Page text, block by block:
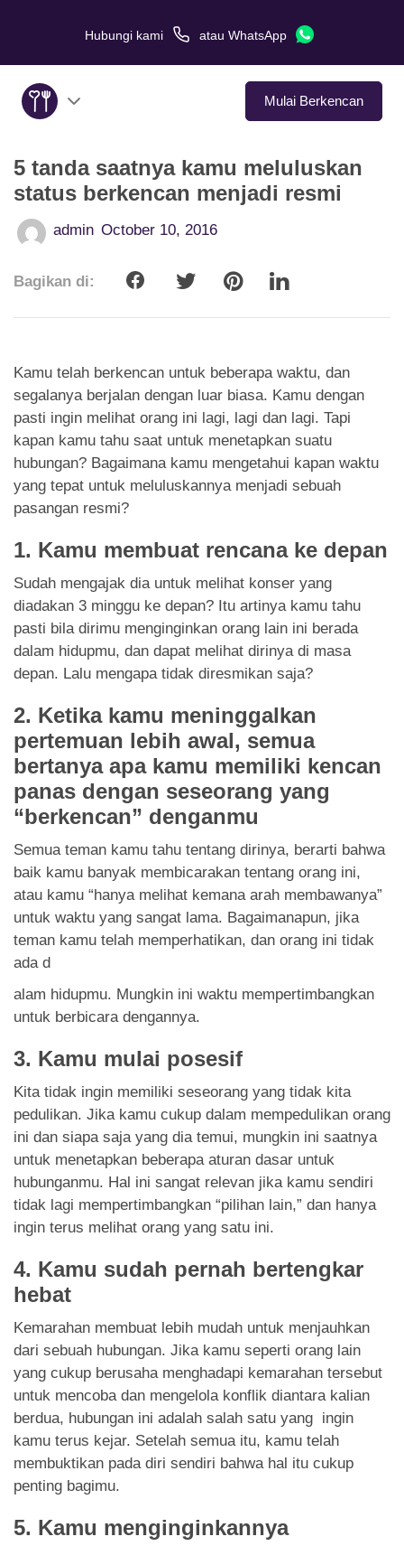
Hubungi kami atau WhatsApp
Mulai Berkencan
Tentang Kami
Layanan
App
Hubungi Kami
5 tanda saatnya kamu meluluskan
status berkencan menjadi resmi
admin October 10, 2016
Bagikan di:
Kamu telah berkencan untuk beberapa waktu, dan
segalanya berjalan dengan luar biasa. Kamu dengan
pasti ingin melihat orang ini lagi, lagi dan lagi. Tapi
kapan kamu tahu saat untuk menetapkan suatu
hubungan? Bagaimana kamu mengetahui kapan waktu
yang tepat untuk meluluskannya menjadi sebuah
pasangan resmi?
1. Kamu membuat rencana ke depan
Sudah mengajak dia untuk melihat konser yang
diadakan 3 minggu ke depan? Itu artinya kamu tahu
pasti bila dirimu menginginkan orang lain ini berada
dalam hidupmu, dan dapat melihat dirinya di masa
depan. Lalu mengapa tidak diresmikan saja?
2. Ketika kamu meninggalkan
pertemuan lebih awal, semua
bertanya apa kamu memiliki kencan
panas dengan seseorang yang
“berkencan” denganmu
Semua teman kamu tahu tentang dirinya, berarti bahwa
baik kamu banyak membicarakan tentang orang ini,
atau kamu “hanya melihat kemana arah membawanya”
untuk waktu yang sangat lama. Bagaimanapun, jika
teman kamu telah memperhatikan, dan orang ini tidak
ada d
alam hidupmu. Mungkin ini waktu mempertimbangkan
untuk berbicara dengannya.
3. Kamu mulai posesif
Kita tidak ingin memiliki seseorang yang tidak kita
pedulikan. Jika kamu cukup dalam mempedulikan orang
ini dan siapa saja yang dia temui, mungkin ini saatnya
untuk menetapkan beberapa aturan dasar untuk
hubunganmu. Hal ini sangat relevan jika kamu sendiri
tidak lagi mempertimbangkan “pilihan lain,” dan hanya
ingin terus melihat orang yang satu ini.
4. Kamu sudah pernah bertengkar
hebat
Kemarahan membuat lebih mudah untuk menjauhkan
dari sebuah hubungan. Jika kamu seperti orang lain
yang cukup berusaha menghadapi kemarahan tersebut
untuk mencoba dan mengelola konflik diantara kalian
berdua, hubungan ini adalah salah satu yang ingin
kamu terus kejar. Setelah semua itu, kamu telah
membuktikan pada diri sendiri bahwa hal itu cukup
penting bagimu.
5. Kamu menginginkannya